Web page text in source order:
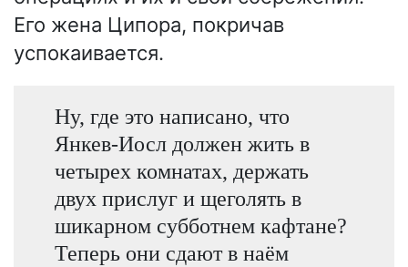
Его жена Ципора, покричав
успокаивается.
Ну, где это написано, что
Янкев-Иосл должен жить в
четырех комнатах, держать
двух прислуг и щеголять в
шикарном субботнем кафтане?
Теперь они сдают в наём